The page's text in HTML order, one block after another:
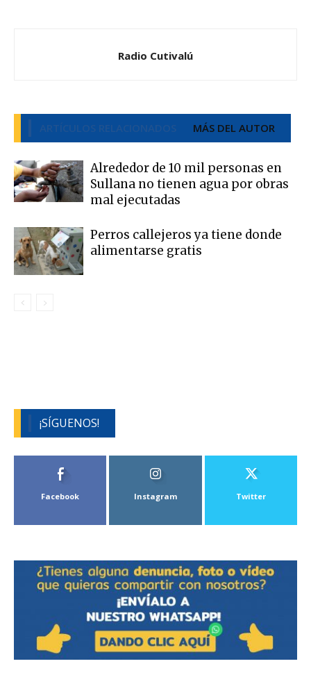
Radio Cutivalú
ARTÍCULOS RELACIONADOS MÁS DEL AUTOR
Alrededor de 10 mil personas en
Sullana no tienen agua por obras
mal ejecutadas
Perros callejeros ya tiene donde
alimentarse gratis
¡SÍGUENOS!